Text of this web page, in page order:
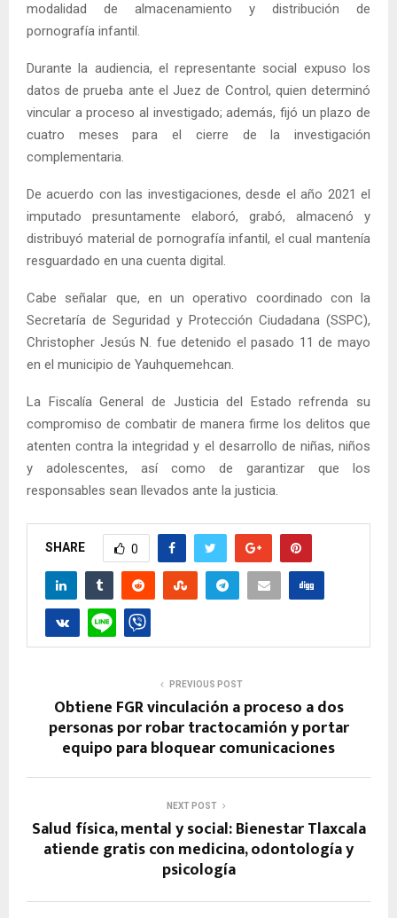
modalidad de almacenamiento y distribución de
pornografía infantil.
Durante la audiencia, el representante social expuso los
datos de prueba ante el Juez de Control, quien determinó
vincular a proceso al investigado; además, fijó un plazo de
cuatro meses para el cierre de la investigación
complementaria.
De acuerdo con las investigaciones, desde el año 2021 el
imputado presuntamente elaboró, grabó, almacenó y
distribuyó material de pornografía infantil, el cual mantenía
resguardado en una cuenta digital.
Cabe señalar que, en un operativo coordinado con la
Secretaría de Seguridad y Protección Ciudadana (SSPC),
Christopher Jesús N. fue detenido el pasado 11 de mayo
en el municipio de Yauhquemehcan.
La Fiscalía General de Justicia del Estado refrenda su
compromiso de combatir de manera firme los delitos que
atenten contra la integridad y el desarrollo de niñas, niños
y adolescentes, así como de garantizar que los
responsables sean llevados ante la justicia.
SHARE 0
PREVIOUS POST
Obtiene FGR vinculación a proceso a dos
personas por robar tractocamión y portar
equipo para bloquear comunicaciones
NEXT POST
Salud física, mental y social: Bienestar Tlaxcala
atiende gratis con medicina, odontología y
psicología